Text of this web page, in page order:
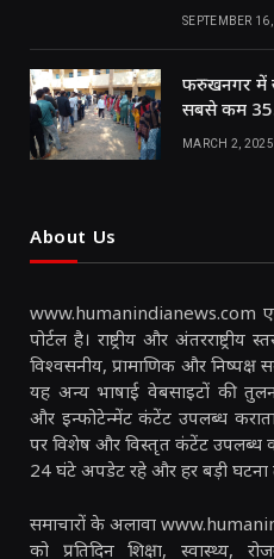
SEPTEMBER
फरुखनगर में
सबसे कम
MARCH 2, 2025
About Us
www.humanindianews.com
पोर्टल है। राष्ट्रीय और
विश्वसनीय, प्रामाणिक और निष्पक्ष
यह अन्य भाषाई वेबसाइटों की
और इन्फोटेन्मेंट कंटेंट उपलब्ध कराता
पर विशेष और विस्तृत कंटेंट उपलब्ध
24 घंटे अपडेट रहे और हर बड़ी
समाचारों के अलावा
को प्रतिदिन शिक्षा, स्वास्थ्य,